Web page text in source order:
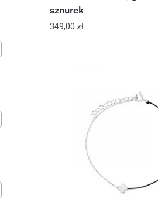
sznurek
349,00 zł